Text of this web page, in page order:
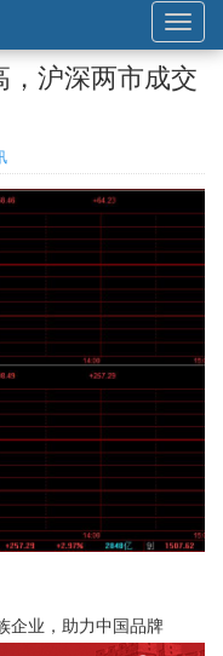
展
开
或
导
航
，沪深两市成交
企业，助力中国品牌